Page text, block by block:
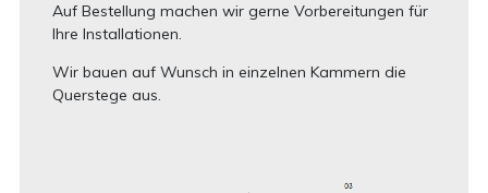
Auf Bestellung machen wir gerne Vorbereitungen für
Ihre Installationen.
Wir bauen auf Wunsch in einzelnen Kammern die
Querstege aus.